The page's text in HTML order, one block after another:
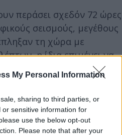
My Personal Information
sharing to third parties, or
sensitive information for
use the below opt-out
Please note that after your
περάσει σχεδόν 72 ώρες
σεισμούς, μεγέθους
τη χώρα με
η ίδια επιμένει να
με δάκρυα
διασώστες συνεχίζουν
εντοπίσει ίχνος του.